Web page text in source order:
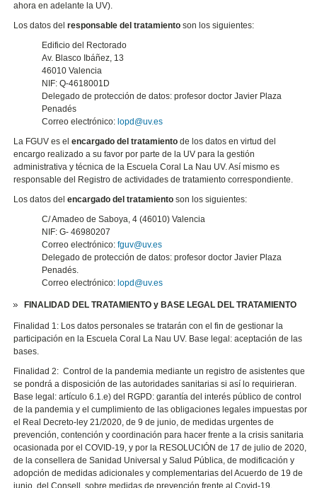
ahora en adelante la UV).
Los datos delresponsable del tratamiento son los siguientes:
Edificio del Rectorado
Av. Blasco Ibáñez, 13
46010 Valencia
NIF: Q-4618001D
Delegado de protección de datos: profesor doctor Javier Plaza
Penadés
Correo electrónico: lopd@uv.es
La FGUV es elencargado del tratamiento de los datos en virtud del
encargo realizado a su favor por parte de la UV para la gestión
administrativa y técnica de la Escuela Coral La Nau UV. Así mismo es
responsable del Registro de actividades de tratamiento correspondiente.
Los datos delencargado del tratamiento son los siguientes:
C/ Amadeo de Saboya, 4 (46010) Valencia
NIF: G- 46980207
Correo electrónico:fguv@uv.es
Delegado de protección de datos: profesor doctor Javier Plaza
Penadés.
Correo electrónico: lopd@uv.es
FINALIDAD DEL TRATAMIENTO y BASE LEGAL DEL TRATAMIENTO
Finalidad 1: Los datos personales se tratarán con el fin de gestionar la
participación en la Escuela Coral La Nau UV. Base legal: aceptación de las
bases.
Finalidad 2: Control de la pandemia mediante un registro de asistentes que
se pondrá a disposición de las autoridades sanitarias si así lo requirieran.
Base legal: artículo 6.1.e) del RGPD: garantía del interés público de control
de la pandemia y el cumplimiento de las obligaciones legales impuestas por
el Real Decreto-ley 21/2020, de 9 de junio, de medidas urgentes de
prevención, contención y coordinación para hacer frente a la crisis sanitaria
ocasionada por el COVID-19, y por la RESOLUCIÓN de 17 de julio de 2020,
de la consellera de Sanidad Universal y Salud Pública, de modificación y
adopción de medidas adicionales y complementarias del Acuerdo de 19 de
junio, del Consell, sobre medidas de prevención frente al Covid-19.